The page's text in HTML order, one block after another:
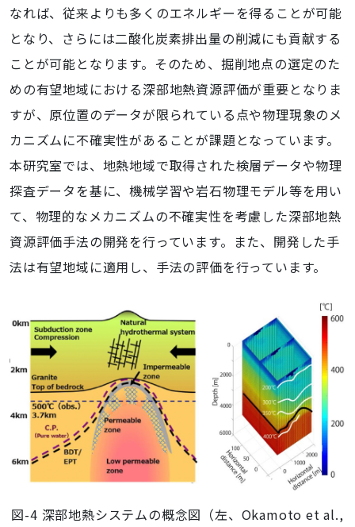
なれば、従来よりも多くのエネルギーを得ることが可能
となり、さらには二酸化炭素排出量の削減にも貢献する
ことが可能となります。そのため、掘削地点の選定のた
めの有望地域における深部地熱資源評価が重要となりま
すが、原位置のデータが限られている点や物理現象のメ
カニズムに不確実性があることが課題となっています。
本研究室では、地熱地域で取得された検層データや物理
探査データを基に、機械学習や岩石物理モデル等を用い
て、物理的なメカニズムの不確実性を考慮した深部地熱
資源評価手法の開発を行っています。また、開発した手
法は有望地域に適用し、手法の評価を行っています。
図-4 深部地熱システムの概念図（左、Okamoto et al.,